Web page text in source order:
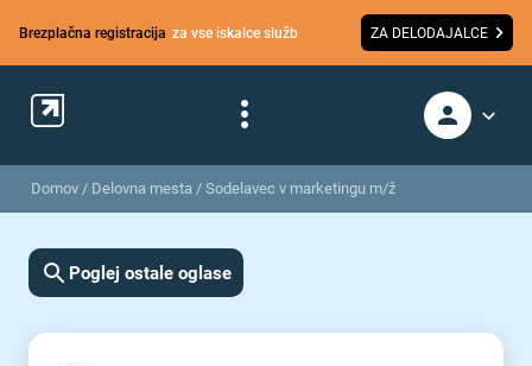
Brezplačna registracija za vse iskalce služb ZA DELODAJALCE
Domov / Delovna mesta / Sodelavec v marketingu m/ž
Poglej ostale oglase